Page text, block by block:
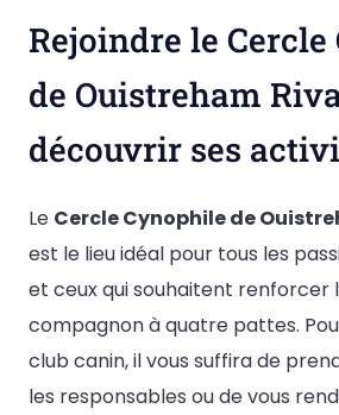
Rejoindre le
de Ouistreham
découvrir ses
Le Cercle Cynophile de
est le lieu idéal pour tous les
et ceux qui souhaitent renforcer
compagnon à quatre pattes.
club canin, il vous suffira de
les responsables ou de vous